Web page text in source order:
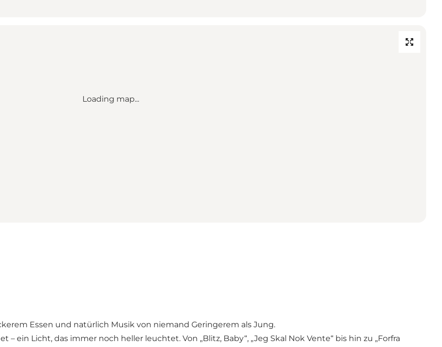
Loading map...
Essen und natürlich Musik von niemand Geringerem als Jung.
ein Licht, das immer noch heller leuchtet. Von „Blitz, Baby“, „Jeg Skal Nok Vente“ bis hin zu „Forfra